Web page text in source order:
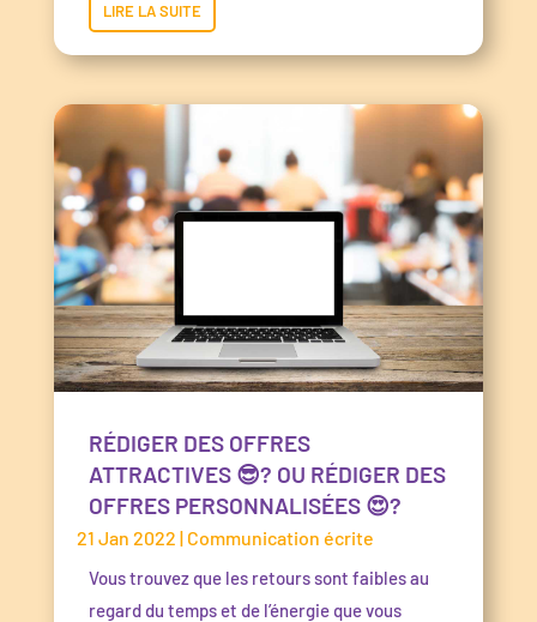
LIRE LA SUITE
RÉDIGER DES OFFRES
ATTRACTIVES 😎? OU RÉDIGER DES
OFFRES PERSONNALISÉES 😍?
21 Jan 2022 | Communication écrite
Vous trouvez que les retours sont faibles au
regard du temps et de l’énergie que vous